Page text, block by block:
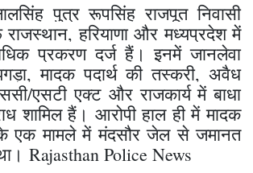
पुत्र रूपसिंह राजपूत निवासी
हरियाणा और मध्यप्रदेश में
प्रकरण दर्ज हैं। इनमें जानलेवा
मादक पदार्थ की तस्करी, अवैध
एसटी एक्ट और राजकार्य में बाधा
शामिल हैं। आरोपी हाल ही में मादक
के एक मामले में मंदसौर जेल से जमानत
Rajasthan Police News